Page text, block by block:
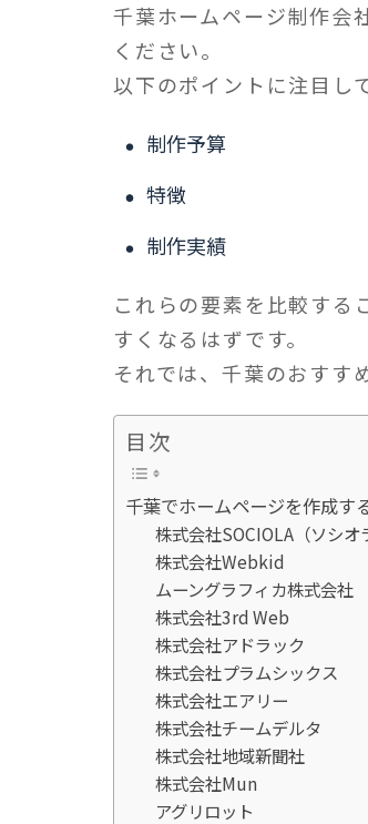
千葉ホームページ制作会
ください。
以下のポイントに注目し
制作予算
特徴
制作実績
これらの要素を比較する
すくなるはずです。
それでは、千葉のおすす
目次
千葉でホームページを作成す
株式会社SOCIOLA（ソシオ
株式会社Webkid
ムーングラフィカ株式会社
株式会社3rd Web
株式会社アドラック
株式会社プラムシックス
株式会社エアリー
株式会社チームデルタ
株式会社地域新聞社
株式会社Mun
アグリロット